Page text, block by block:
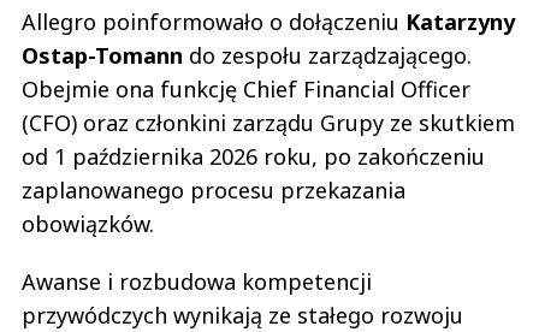
Allegro poinformowało o dołączeniu Katarzyny
Ostap-Tomann do zespołu zarządzającego.
Obejmie ona funkcję Chief Financial Officer
(CFO) oraz członkini zarządu Grupy ze skutkiem
od 1 października 2026 roku, po zakończeniu
zaplanowanego procesu przekazania
obowiązków.
Awanse i rozbudowa kompetencji
przywódczych wynikają ze stałego rozwoju